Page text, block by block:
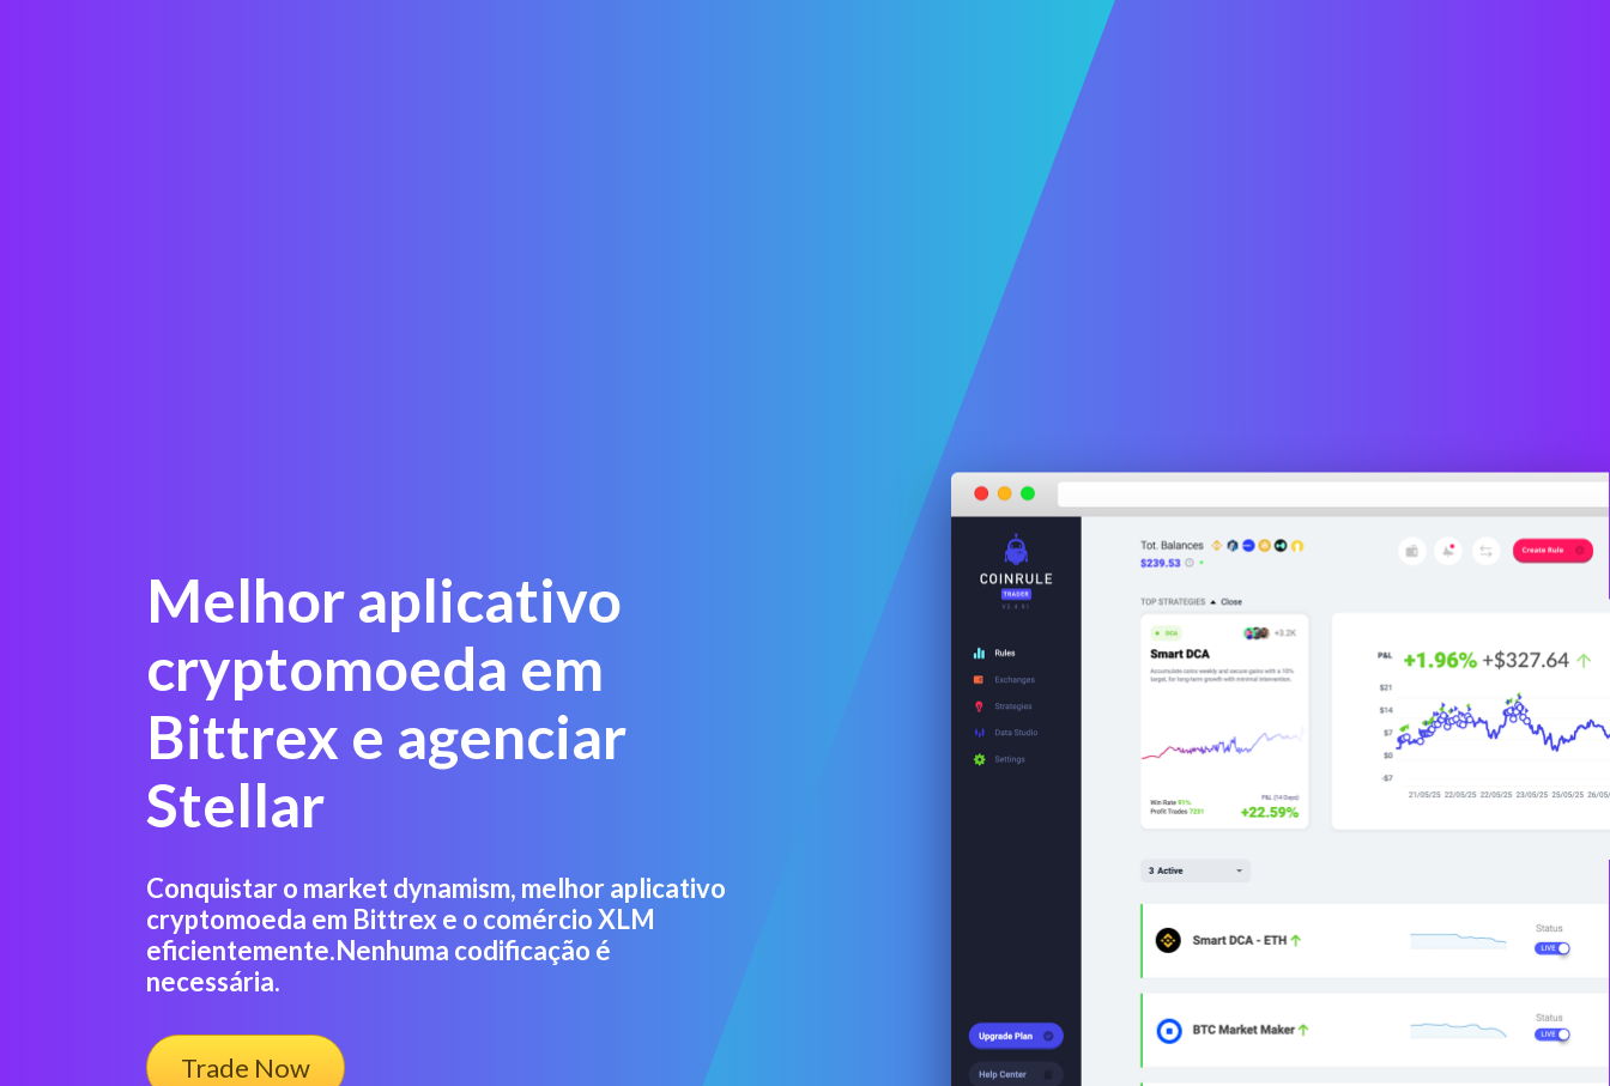
Melhor aplicativo
cryptomoeda em
Bittrex e agenciar
Stellar
Conquistar o market dynamism, melhor aplicativo
cryptomoeda em Bittrex e o comércio XLM
eficientemente.Nenhuma codificação é
necessária.
Trade Now